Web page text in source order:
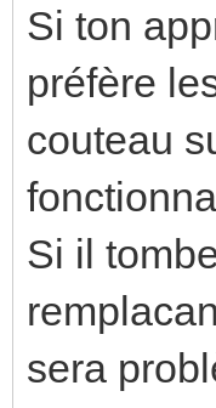
Si ton
préfère
couteau
Si il
sera